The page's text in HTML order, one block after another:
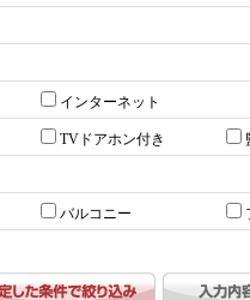
インターネット
TVドアホン付き
バルコニー